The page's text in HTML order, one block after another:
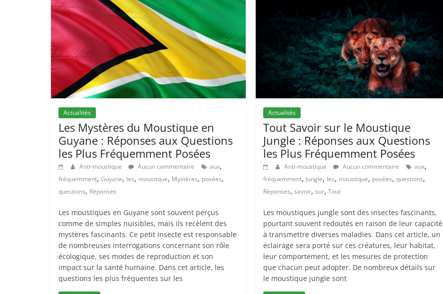
Actualités
Les Mystères du Moustique en
Guyane : Réponses aux Questions
les Plus Fréquemment Posées
Anti-moustique Aucun commentaire aux,
fréquemment, Guyane, les, moustique, Mystères, posées,
questions, Réponses
Les moustiques en Guyane sont souvent perçus
comme de simples nuisibles, mais ils recèlent des
mystères fascinants. Ce petit insecte est responsable
de nombreuses interrogations concernant son rôle
écologique, ses modes de reproduction et son
impact sur la santé humaine. Dans cet article, les
questions les plus fréquentes sur les
Actualités
Tout Savoir sur le Moustique
Jungle : Réponses aux Questions
les Plus Fréquemment Posées
Anti-moustique Aucun commentaire aux,
fréquemment, Jungle, les, moustique, posées,questions,
Réponses,savoir,sur,Tout
Les moustiques jungle sont des insectes fascinants,
pourtant souvent redoutés en raison de leur capacité
à transmettre diverses maladies. Dans cet article, un
éclairage sera porté sur ces créatures, leur habitat,
leur comportement, et les mesures de protection
que chacun peut adopter. De nombreux détails sur
le moustique jungle sont